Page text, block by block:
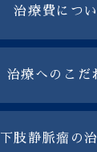
治療費につ
治療へのこだ
下肢静脈瘤の